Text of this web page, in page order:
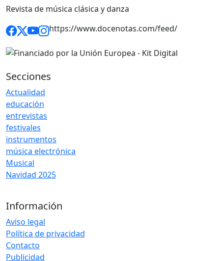
Revista de música clásica y danza
https://www.docenotas.com/feed/
Secciones
Actualidad
educación
entrevistas
festivales
instrumentos
música electrónica
Musical
Navidad 2025
Información
Aviso legal
Política de privacidad
Contacto
Publicidad